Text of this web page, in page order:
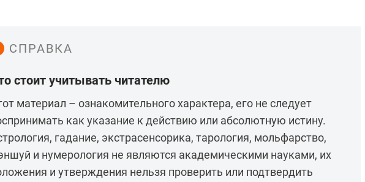
СПРАВКА
стоит учитывать читателю
материал – ознакомительного характера, его не следует
как указание к действию или абсолютную истину.
гадание, экстрасенсорика, тарология, мольфарство,
и нумерология не являются академическими науками, их
и утверждения нельзя проверить или подтвердить